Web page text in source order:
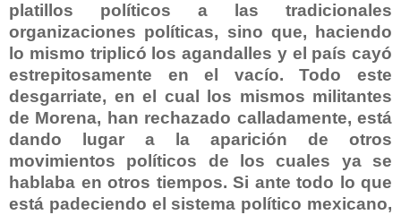
platillos políticos a las tradicionales
organizaciones políticas, sino que, haciendo
lo mismo triplicó los agandalles y el país cayó
estrepitosamente en el vacío. Todo este
desgarriate, en el cual los mismos militantes
de Morena, han rechazado calladamente, está
dando lugar a la aparición de otros
movimientos políticos de los cuales ya se
hablaba en otros tiempos. Si ante todo lo que
está padeciendo el sistema político mexicano,